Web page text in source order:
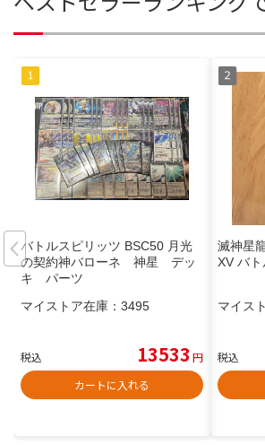
バトルスピリッツ BSC50 月光
の契約神バローネ 神星 デッ
キ パーツ
マイストア在庫： 3495
税込 13533 円
カートに入れる
滅神星
XV バ
マイス
税込